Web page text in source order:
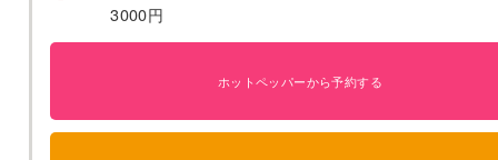
3000円
ホットペッパーから予約する